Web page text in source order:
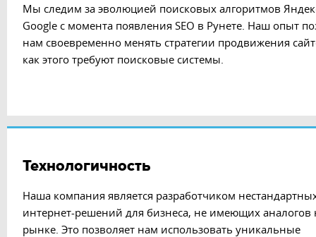
Мы следим за эволюцией поисковых алгоритмов
Google с момента появления SEO в Рунете. Наш опыт
нам своевременно менять стратегии продвижения
как этого требуют поисковые системы.
Технологичность
Наша компания является разработчиком
интернет-решений для бизнеса, не имеющих аналогов
рынке. Это позволяет нам использовать уникальные